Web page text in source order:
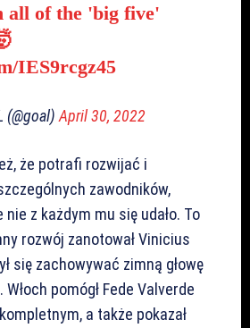
all of the 'big five'
IES9rcgz45
(@goal) April 30, 2022
że potrafi rozwijać i
zawodników,
z każdym mu się udało. To
rozwój zanotował Vinicius
się zachowywać zimną głowę
pomógł Fede Valverde
a także pokazał